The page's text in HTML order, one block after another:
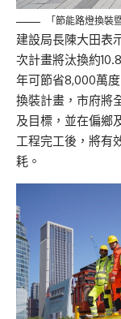
「節能路燈換裝
建設局長陳大田表
次計畫將汰換約
年可節省8,000萬
換裝計畫，市府將
及目標，並在偏鄉
工程完工後，將有
耗。